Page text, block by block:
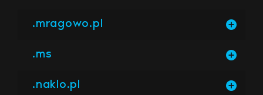
.mragowo.pl
.ms
.naklo.pl